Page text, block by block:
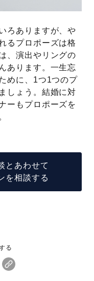
ろありますが、や
るプロポーズは格
、演出やリングの
あります。一生忘
めに、1つ1つのプ
しょう。結婚に対
ーもプロポーズを
とあわせて
を相談する
る